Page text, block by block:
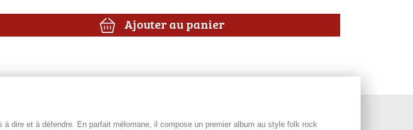
Ajouter au panier
dire et à défendre. En parfait mélomane, il compose un premier album au style folk rock